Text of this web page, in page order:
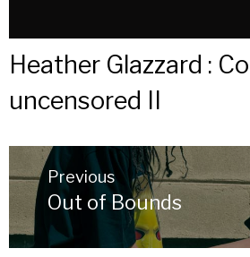
Heather Glazzard :
uncensored II
Post
navigation
Previous
Previous
post:
Out of Bounds